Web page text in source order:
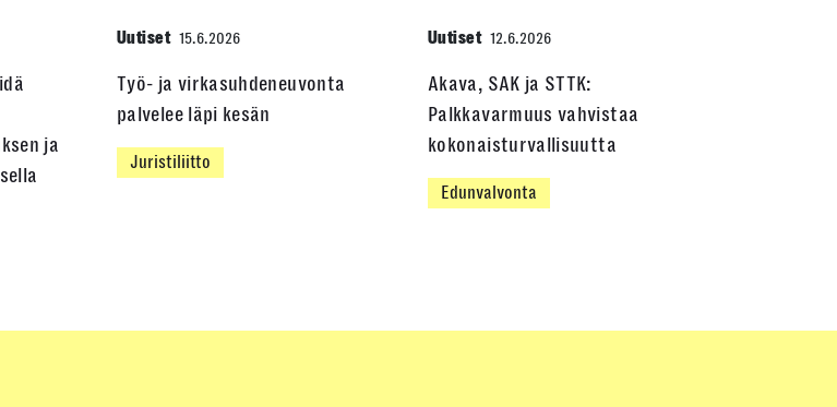
ja
Uutiset 15.6.2026
Työ- ja virkasuhdeneuvonta
palvelee läpi kesän
Juristiliitto
Uutiset 12.6.2026
Akava, SAK ja STTK:
Palkkavarmuus vahvistaa
kokonaisturvallisuutta
Edunvalvonta